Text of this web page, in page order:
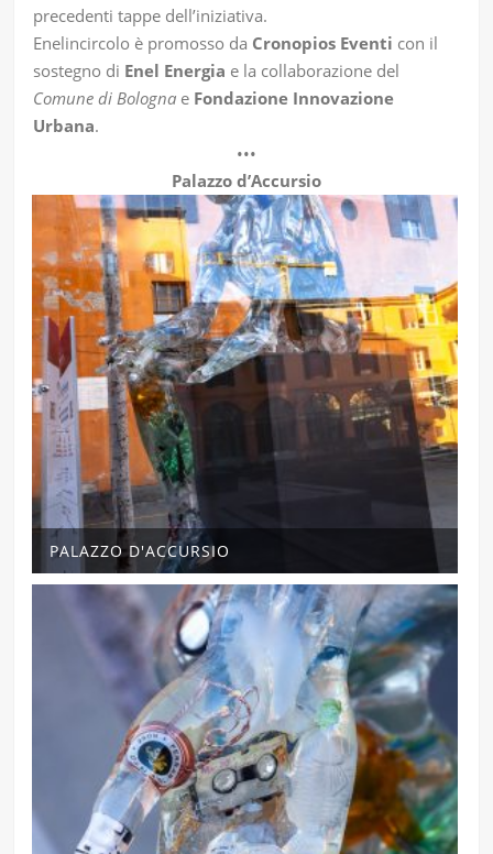
precedenti tappe dell’iniziativa.
Enelincircolo è promosso da Cronopios Eventi con il
sostegno di Enel Energia e la collaborazione del
Comune di Bologna e Fondazione Innovazione
Urbana.
•••
Palazzo d’Accursio
PALAZZO D'ACCURSIO